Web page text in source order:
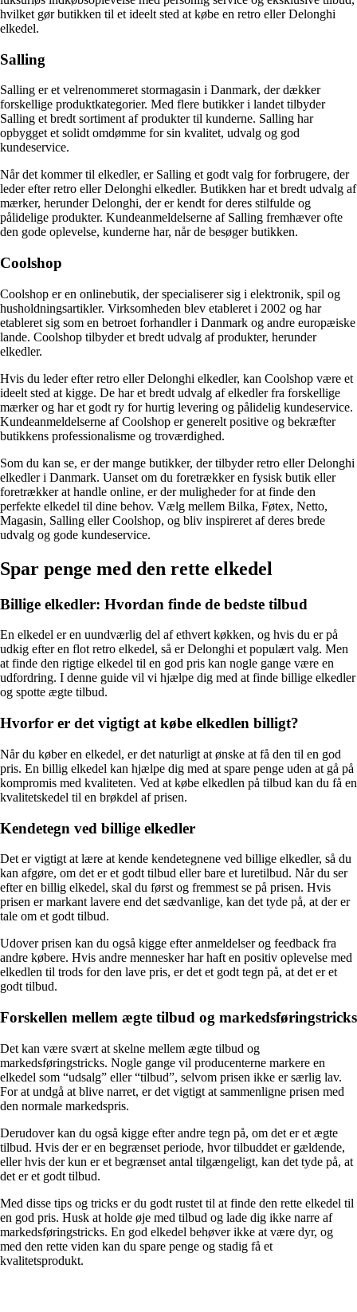
hvilket gør butikken til et ideelt sted at købe en retro eller Delonghi
elkedel.
Salling
Salling er et velrenommeret stormagasin i Danmark, der dækker
forskellige produktkategorier. Med flere butikker i landet tilbyder
Salling et bredt sortiment af produkter til kunderne. Salling har
opbygget et solidt omdømme for sin kvalitet, udvalg og god
kundeservice.
Når det kommer til elkedler, er Salling et godt valg for forbrugere, der
leder efter retro eller Delonghi elkedler. Butikken har et bredt udvalg af
mærker, herunder Delonghi, der er kendt for deres stilfulde og
pålidelige produkter. Kundeanmeldelserne af Salling fremhæver ofte
den gode oplevelse, kunderne har, når de besøger butikken.
Coolshop
Coolshop er en onlinebutik, der specialiserer sig i elektronik, spil og
husholdningsartikler. Virksomheden blev etableret i 2002 og har
etableret sig som en betroet forhandler i Danmark og andre europæiske
lande. Coolshop tilbyder et bredt udvalg af produkter, herunder
elkedler.
Hvis du leder efter retro eller Delonghi elkedler, kan Coolshop være et
ideelt sted at kigge. De har et bredt udvalg af elkedler fra forskellige
mærker og har et godt ry for hurtig levering og pålidelig kundeservice.
Kundeanmeldelserne af Coolshop er generelt positive og bekræfter
butikkens professionalisme og troværdighed.
Som du kan se, er der mange butikker, der tilbyder retro eller Delonghi
elkedler i Danmark. Uanset om du foretrækker en fysisk butik eller
foretrækker at handle online, er der muligheder for at finde den
perfekte elkedel til dine behov. Vælg mellem Bilka, Føtex, Netto,
Magasin, Salling eller Coolshop, og bliv inspireret af deres brede
udvalg og gode kundeservice.
Spar penge med den rette elkedel
Billige elkedler: Hvordan finde de bedste tilbud
En elkedel er en uundværlig del af ethvert køkken, og hvis du er på
udkig efter en flot retro elkedel, så er Delonghi et populært valg. Men
at finde den rigtige elkedel til en god pris kan nogle gange være en
udfordring. I denne guide vil vi hjælpe dig med at finde billige elkedler
og spotte ægte tilbud.
Hvorfor er det vigtigt at købe elkedlen billigt?
Når du køber en elkedel, er det naturligt at ønske at få den til en god
pris. En billig elkedel kan hjælpe dig med at spare penge uden at gå på
kompromis med kvaliteten. Ved at købe elkedlen på tilbud kan du få en
kvalitetskedel til en brøkdel af prisen.
Kendetegn ved billige elkedler
Det er vigtigt at lære at kende kendetegnene ved billige elkedler, så du
kan afgøre, om det er et godt tilbud eller bare et luretilbud. Når du ser
efter en billig elkedel, skal du først og fremmest se på prisen. Hvis
prisen er markant lavere end det sædvanlige, kan det tyde på, at der er
tale om et godt tilbud.
Udover prisen kan du også kigge efter anmeldelser og feedback fra
andre købere. Hvis andre mennesker har haft en positiv oplevelse med
elkedlen til trods for den lave pris, er det et godt tegn på, at det er et
godt tilbud.
Forskellen mellem ægte tilbud og markedsføringstricks
Det kan være svært at skelne mellem ægte tilbud og
markedsføringstricks. Nogle gange vil producenterne markere en
elkedel som “udsalg” eller “tilbud”, selvom prisen ikke er særlig lav.
For at undgå at blive narret, er det vigtigt at sammenligne prisen med
den normale markedspris.
Derudover kan du også kigge efter andre tegn på, om det er et ægte
tilbud. Hvis der er en begrænset periode, hvor tilbuddet er gældende,
eller hvis der kun er et begrænset antal tilgængeligt, kan det tyde på, at
det er et godt tilbud.
Med disse tips og tricks er du godt rustet til at finde den rette elkedel til
en god pris. Husk at holde øje med tilbud og lade dig ikke narre af
markedsføringstricks. En god elkedel behøver ikke at være dyr, og
med den rette viden kan du spare penge og stadig få et
kvalitetsprodukt.